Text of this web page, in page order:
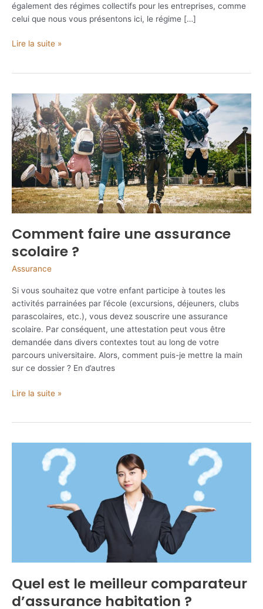
également des régimes collectifs pour les entreprises, comme
celui que nous vous présentons ici, le régime […]
Les
mutuelle
EPSIL
senior
Lire la suite »
Comment faire une assurance
scolaire ?
Assurance
Si vous souhaitez que votre enfant participe à toutes les
activités parrainées par l’école (excursions, déjeuners, clubs
parascolaires, etc.), vous devez souscrire une assurance
scolaire. Par conséquent, une attestation peut vous être
demandée dans divers contextes tout au long de votre
parcours universitaire. Alors, comment puis-je mettre la main
sur ce dossier ? En d’autres
Comment
scolaire
Lire la suite »
Quel est le meilleur comparateur
d’assurance habitation ?